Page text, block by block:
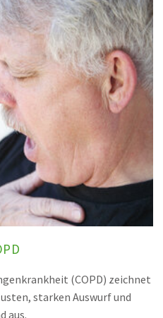
(COPD) zeichnet
starken Auswurf und
aus.